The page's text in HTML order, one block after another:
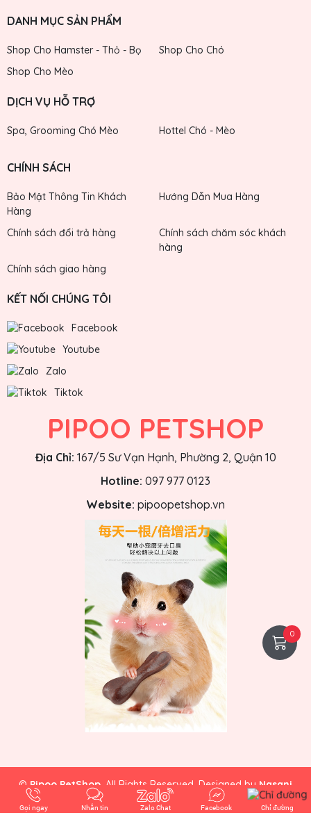
DANH MỤC SẢN PHẨM
Shop Cho Hamster - Thỏ - Bọ
Shop Cho Chó
Shop Cho Mèo
DỊCH VỤ HỖ TRỢ
Spa, Grooming Chó Mèo Hottel Chó - Mèo
CHÍNH SÁCH
Bảo Mật Thông Tin Khách
Hàng
Hướng Dẫn Mua Hàng
Chính sách đổi trả hàng
Chính sách chăm sóc khách
hàng
Chính sách giao hàng
KẾT NỐI CHÚNG TÔI
Facebook
Youtube
Zalo
Tiktok
PIPOO PETSHOP
Địa Chỉ: 167/5 Sư Vạn Hạnh, Phường 2, Quận 10
Hotline: 097 977 0123
Website: pipoopetshop.vn
©Pipoo PetShop . All Rights Reserved. Designed by Nasani
0
Gọi ngay Nhắn tin Zalo Chat Facebook Chỉ đường